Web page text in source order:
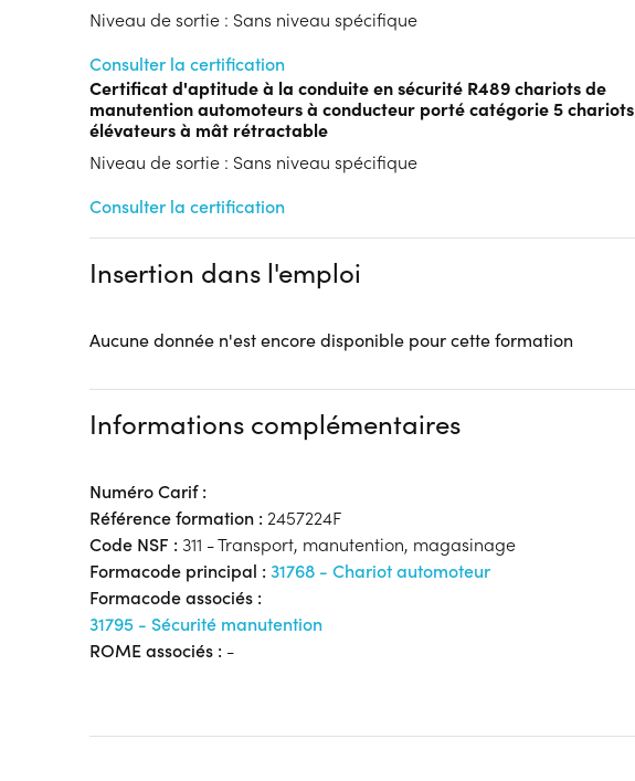
Niveau de sortie : Sans niveau spécifique
Consulter la certification
Certificat d'aptitude à la conduite en sécurité R489 chariots de
manutention automoteurs à conducteur porté catégorie 5 chariots
élévateurs à mât rétractable
Niveau de sortie : Sans niveau spécifique
Consulter la certification
Insertion dans l'emploi
Aucune donnée n'est encore disponible pour cette formation
Informations complémentaires
Numéro Carif :
Référence formation : 2457224F
Code NSF : 311 - Transport, manutention, magasinage
Formacode principal : 31768 - Chariot automoteur
Formacode associés :
31795 - Sécurité manutention
ROME associés : -